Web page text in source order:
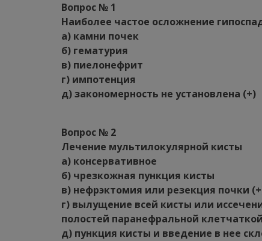
Вопрос № 1
Наиболее частое осложнение
а) камни почек
б) гематурия
в) пиелонефрит
г) импотенция
д) закономерность не установлена (+)
Вопрос № 2
Лечение мультилокулярной кисты
а) консервативное
б) чрезкожная пункция кисты
в) нефрэктомия или резекция почки
г) вылущение всей кисты или
полостей паранефральной клетчаткой
д) пункция кисты и введение в нее